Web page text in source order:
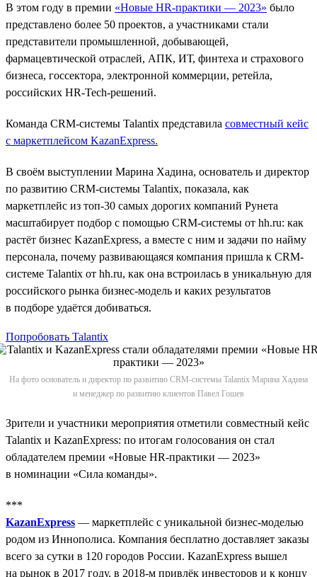
В этом году в премии «Новые HR-практики — 2023» было
представлено более 50 проектов, а участниками стали
представители промышленной, добывающей,
фармацевтической отраслей, АПК, ИТ, финтеха и страхового
бизнеса, госсектора, электронной коммерции, ретейла,
российских HR-Tech-решений.
Команда CRM-системы Talantix представила совместный кейс
с маркетплейсом KazanExpress.
В своём выступлении Марина Хадина, основатель и директор
по развитию CRM-системы Talantix, показала, как
маркетплейс из топ-30 самых дорогих компаний Рунета
масштабирует подбор c помощью CRM-системы от hh.ru: как
растёт бизнес KazanExpress, а вместе с ним и задачи по найму
персонала, почему развивающаяся компания пришла к CRM-
системе Talantix от hh.ru, как она встроилась в уникальную для
российского рынка бизнес-модель и каких результатов
в подборе удаётся добиваться.
Попробовать Talantix
На фото основатель и директор по развитию CRM-системы Talantix Марина Хадина
и менеджер по развитию клиентов Павел Гошев
Зрители и участники мероприятия отметили совместный кейс
Talantix и KazanExpress: по итогам голосования он стал
обладателем премии «Новые HR-практики — 2023»
в номинации «Сила команды».
***
KazanExpress — маркетплейс с уникальной бизнес-моделью
родом из Иннополиса. Компания бесплатно доставляет заказы
всего за сутки в 120 городов России. KazanExpress вышел
на рынок в 2017 году, в 2018‑м привлёк инвесторов и к концу